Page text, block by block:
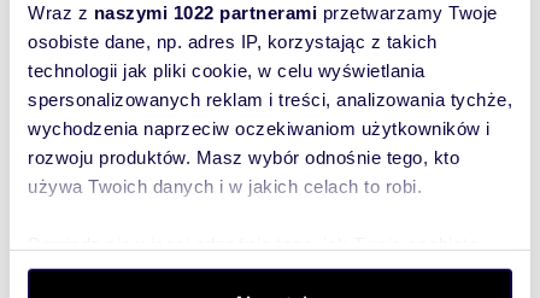
Wraz z naszymi 1022 partnerami przetwarzamy Twoje
osobiste dane, np. adres IP, korzystając z takich
technologii jak pliki cookie, w celu wyświetlania
spersonalizowanych reklam i treści, analizowania tychże,
wychodzenia naprzeciw oczekiwaniom użytkowników i
rozwoju produktów. Masz wybór odnośnie tego, kto
używa Twoich danych i w jakich celach to robi.
dane są przetwarzane oraz ustaw własne preferencje w
lokal użytkowy na sprzedaż 38m2
89 000 zł
lokal użytkowy Łódź, Bałuty, Bolesława
Limanowskiego
LOKAL UŻYTKOWY 38 m² – DUŻY POTENCJAŁ
INWESTYCYJNY | UL. LIMANOWSKIEGO 106,
ŁÓDŹNa sprzedaż lokal użytkowy o powierzchni 38
m², ...